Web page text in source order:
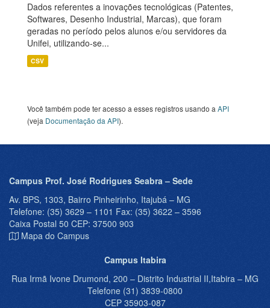
Dados referentes a inovações tecnológicas (Patentes,
Softwares, Desenho Industrial, Marcas), que foram
geradas no período pelos alunos e/ou servidores da
Unifei, utilizando-se...
CSV
Você também pode ter acesso a esses registros usando a API
(veja Documentação da API).
Campus Prof. José Rodrigues Seabra – Sede
Av. BPS, 1303, Bairro Pinheirinho, Itajubá – MG
Telefone: (35) 3629 – 1101 Fax: (35) 3622 – 3596
Caixa Postal 50 CEP: 37500 903
Mapa do Campus
Campus Itabira
Rua Irmã Ivone Drumond, 200 – Distrito Industrial II,Itabira – MG
Telefone (31) 3839-0800
CEP 35903-087